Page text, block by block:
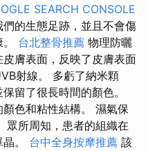
SEARCH CONSOLE
的生態足跡，並且不會傷
台北整骨推薦 物理防曬
膚表面，反映了皮膚表面
射線。 多虧了納米顆
留了很長時間的顏色。
色和粘性結構。 濕氣保
眾所周知，患者的組織在
。 台中全身按摩推薦 該